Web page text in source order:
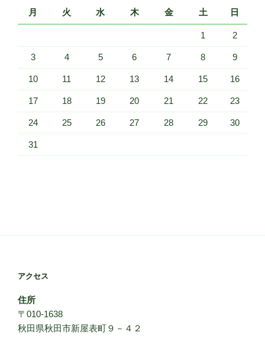
月
火 水 木 金 土 日
1 2
3 4 5 6 7 8 9
10 11 12 13 14 15 16
17 18 19 20 21 22 23
24 25 26 27 28 29 30
31
アクセス
住所
〒010-1638
秋田県秋田市新屋表町９－４２